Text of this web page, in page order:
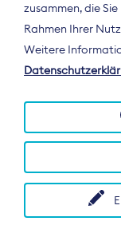
Der
Deutschland
©
zusammen, die
Rahmen Ihrer
Weitere